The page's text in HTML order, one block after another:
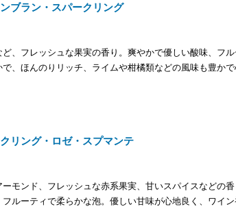
ブラン・スパークリング
、フレッシュな果実の香り。爽やかで優しい酸味、フル
、ほんのりリッチ、ライムや柑橘類などの風味も豊か
リング・ロゼ・スプマンテ
モンド、フレッシュな赤系果実、甘いスパイスなどの香
ルーティで柔らかな泡。優しい甘味が心地良く、ワイン